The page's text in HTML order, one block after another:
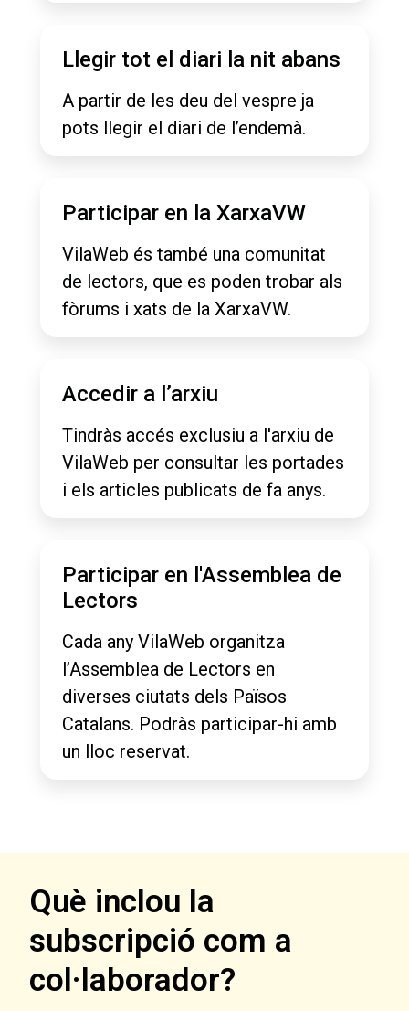
Llegir tot el diari la nit abans
A partir de les deu del vespre ja
pots llegir el diari de l’endemà.
Participar en la XarxaVW
VilaWeb és també una comunitat
de lectors, que es poden trobar als
fòrums i xats de la XarxaVW.
Accedir a l’arxiu
Tindràs accés exclusiu a l'arxiu de
VilaWeb per consultar les portades
i els articles publicats de fa anys.
Participar en l'Assemblea de
Lectors
Cada any VilaWeb organitza
l’Assemblea de Lectors en
diverses ciutats dels Països
Catalans. Podràs participar-hi amb
un lloc reservat.
Què inclou la
subscripció com a
col·laborador?